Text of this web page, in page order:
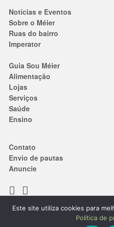
Notícias e Eventos
Sobre o Méier
Ruas do bairro
Imperator
Guia Sou Méier
Alimentação
Lojas
Serviços
Saúde
Ensino
Contato
Envio de pautas
Anuncie
Termos de Uso|Política de
® 2019. Todos os direitos
Este site utiliza cookies para
Política de